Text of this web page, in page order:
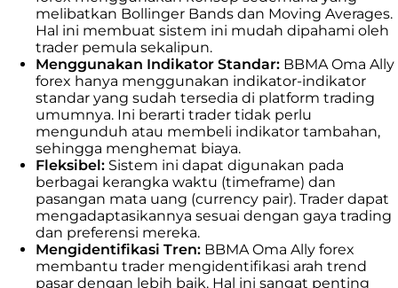
melibatkan Bollinger Bands dan Moving Averages.
Hal ini membuat sistem ini mudah dipahami oleh
trader pemula sekalipun.
Menggunakan Indikator Standar: BBMA Oma Ally
forex hanya menggunakan indikator-indikator
standar yang sudah tersedia di platform trading
umumnya. Ini berarti trader tidak perlu
mengunduh atau membeli indikator tambahan,
sehingga menghemat biaya.
Fleksibel: Sistem ini dapat digunakan pada
berbagai kerangka waktu (timeframe) dan
pasangan mata uang (currency pair). Trader dapat
mengadaptasikannya sesuai dengan gaya trading
dan preferensi mereka.
Mengidentifikasi Tren: BBMA Oma Ally forex
membantu trader mengidentifikasi arah trend
pasar dengan lebih baik. Hal ini sangat penting